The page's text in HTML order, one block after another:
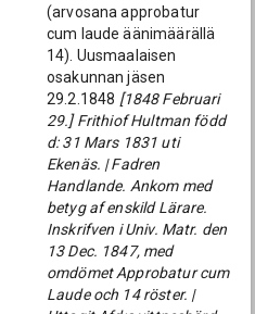
(arvosana approbatur
cum laude äänimäärällä
14). Uusmaalaisen
osakunnan jäsen
29.2.1848 [1848 Februari
29.] Frithiof Hultman född
d: 31 Mars 1831 uti
Ekenäs. | Fadren
Handlande. Ankom med
betyg af enskild Lärare.
Inskrifven i Univ. Matr. den
13 Dec. 1847, med
omdömet Approbatur cum
Laude och 14 röster. |